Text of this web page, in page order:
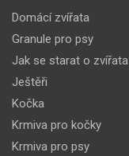
Domácí zvířata
Granule pro psy
Jak se starat o zvířata
Ještěři
Kočka
Krmiva pro kočky
Krmiva pro psy